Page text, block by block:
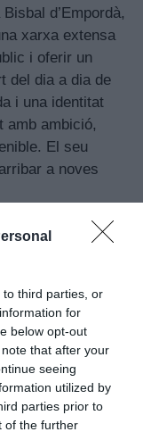
third parties, or
for
below opt-out
that after your
seeing
utilized by
parties prior to
of the further
d’Empordà,
xarxa extensa
i oferir un
del dia a dia de
i una identitat
amb ambició,
El seu
a noves